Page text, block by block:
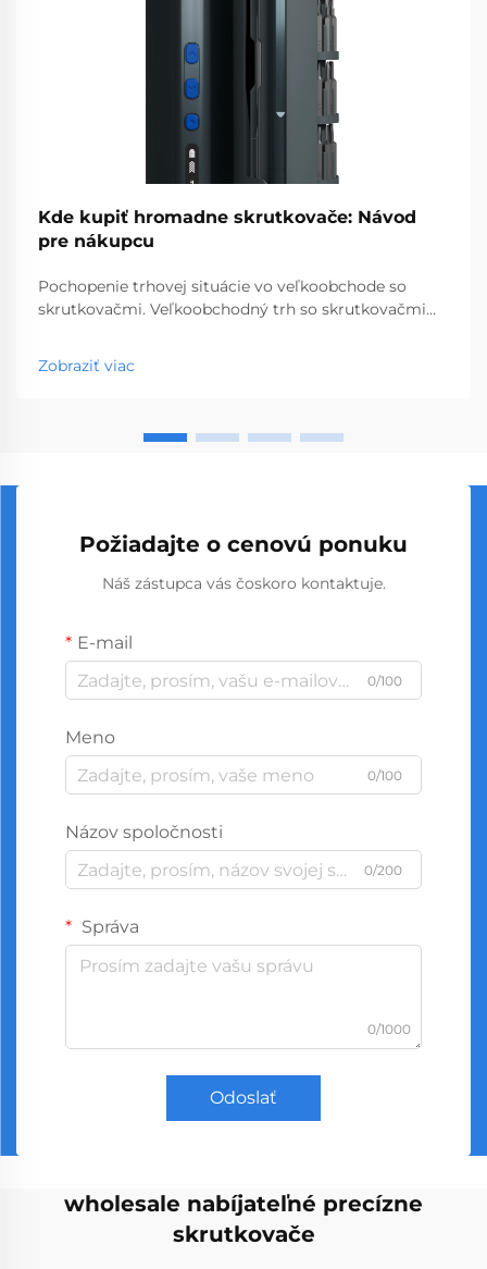
Kde kupiť hromadne skrutkovače: Návod
pre nákupcu
Pochopenie trhovej situácie vo veľkoobchode so
skrutkovačmi. Veľkoobchodný trh so skrutkovačmi
nástrojov, ktorý obsluhuje podniky od obchodov so
stavebninami až po stavebné spoločnosti. S
Zobraziť viac
Požiadajte o cenovú ponuku
Náš zástupca vás čoskoro kontaktuje.
E-mail
0/100
Meno
0/100
Názov spoločnosti
0/200
Správa
0/1000
Odoslať
wholesale nabíjateľné precízne
skrutkovače